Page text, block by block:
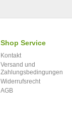
Shop Service
Kontakt
Versand und
Zahlungsbedingungen
Widerrufsrecht
AGB